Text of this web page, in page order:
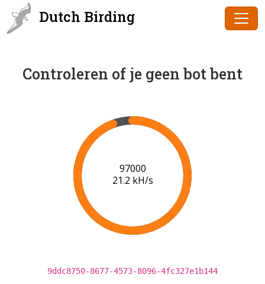
Dutch Birding
Controleren of je geen bot bent
97000
21.2 kH/s
9ddc8750-8677-4573-8096-4fc327e1b144